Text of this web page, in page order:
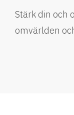
Stärk din och
omvärlden